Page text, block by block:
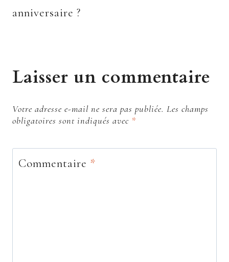
anniversaire ?
Laisser un commentaire
Votre adresse e-mail ne sera pas publiée. Les champs
obligatoires sont indiqués avec *
Commentaire *